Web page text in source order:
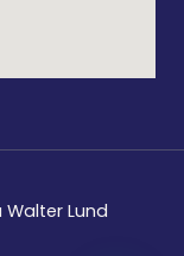
Lund